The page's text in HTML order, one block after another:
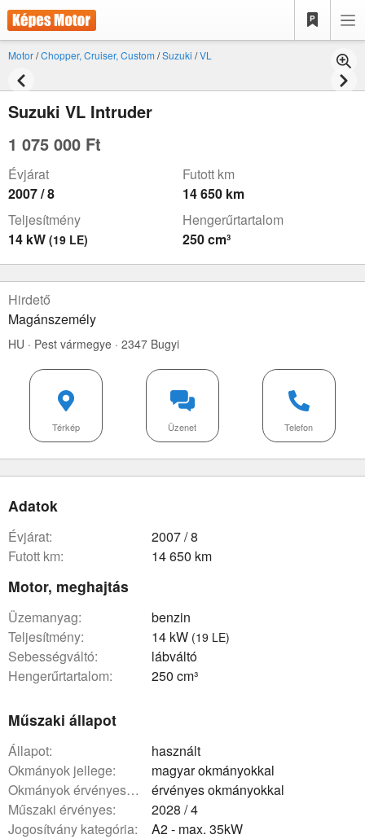
Motor/Chopper, Cruiser, Custom /Suzuki /VL
Suzuki VL Intruder
1 075 000 Ft
Évjárat
2007 / 8
Futott km
14 650 km
Teljesítmény
14 kW (19 LE)
Hengerűrtartalom
250 cm³
Hirdető
Magánszemély
HU · Pest vármegye · 2347 Bugyi
Telefon
Üzenet
Térkép
Adatok
évjárat:
2007 / 8
futott km:
14 650 km
Motor, meghajtás
üzemanyag:
benzin
teljesítmény:
14 kW (19 LE)
sebességváltó:
lábváltó
hengerűrtartalom:
250 cm³
Műszaki állapot
állapot:
használt
okmányok jellege:
magyar okmányokkal
okmányok érvényessége:
érvényes okmányokkal
műszaki érvényes:
2028 / 4
Jogosítvány kategória:
A2 - max. 35kW